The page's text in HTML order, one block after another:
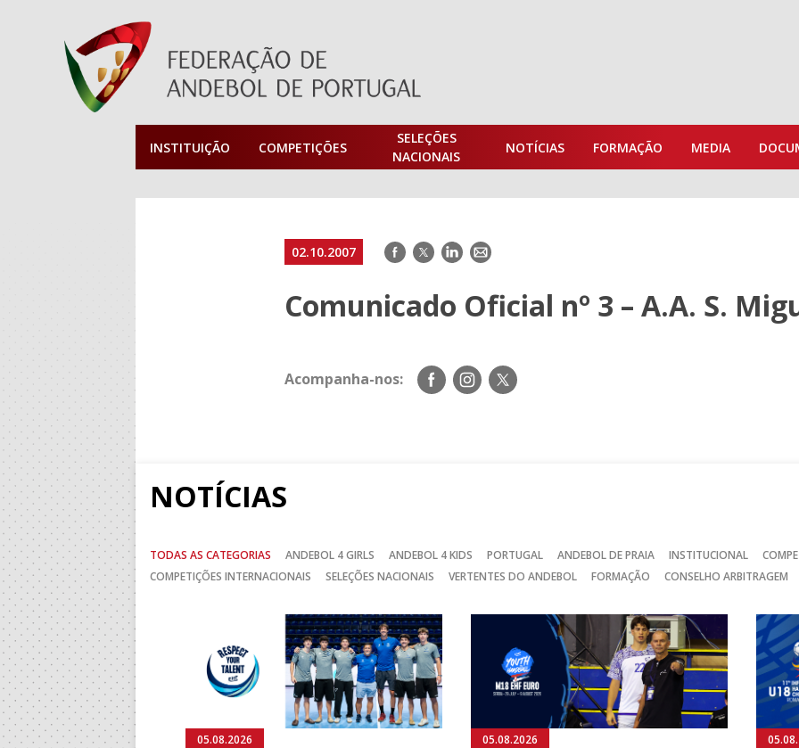
INSTITUIÇÃO COMPETIÇÕES
SELEÇÕES
NACIONAIS
NOTÍCIAS FORMAÇÃO MEDIA
02.10.2007 Facebook
TwitterLinkedIn
E-
Comunicado Oficial nº 3 – A.A. S.
Acompanha-nos:
Siga-
nos
Siga-
nos
Siga-
nos
NOTÍCIAS
TODAS AS CATEGORIAS ANDEBOL 4 GIRLS ANDEBOL 4 KIDS PORTUGAL ANDEBOL DE PRAIA INSTITUCIONAL
COMPETIÇÕES INTERNACIONAIS
SELEÇÕES NACIONAIS VERTENTES DO ANDEBOL FORMAÇÃO CONSELHO ARBITRAGEM
05.08.2026 05.08.2026